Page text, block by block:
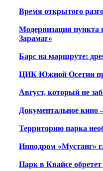
Время открытого
Модернизация пункта
Зарамаг»
Барс на маршруте:
ЦИК Южной Осетии
Август, который не
Документальное
Территорию парка
Ипподром «Мустанг»
Парк в Квайсе